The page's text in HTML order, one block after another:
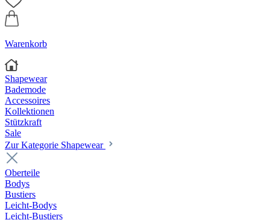
Warenkorb
Shapewear
Bademode
Accessoires
Kollektionen
Stützkraft
Sale
Zur Kategorie Shapewear
Oberteile
Bodys
Bustiers
Leicht-Bodys
Leicht-Bustiers